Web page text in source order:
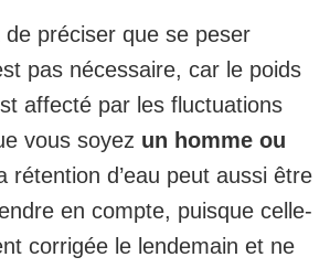
préciser que se peser
pas nécessaire, car le poids
affecté par les fluctuations
vous soyez un homme ou
rétention d’eau peut aussi être
en compte, puisque celle-
corrigée le lendemain et ne